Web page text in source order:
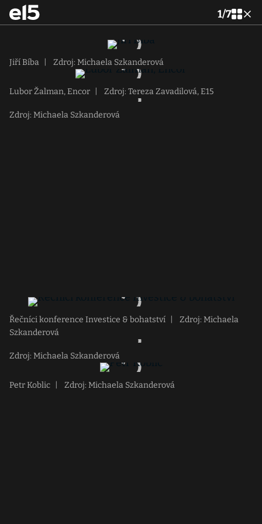
1/7
Jiří Bíba Zdroj: Michaela Szkanderová
Lubor Žalman, Encor Zdroj: Tereza Zavadilová, E15
Zdroj: Michaela Szkanderová
Řečníci konference Investice & bohatství
Zdroj: Michaela
Szkanderová
Zdroj: Michaela Szkanderová
Petr Koblic Zdroj: Michaela Szkanderová